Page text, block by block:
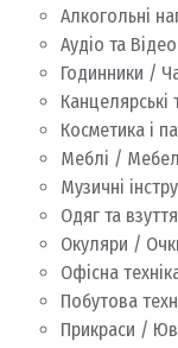
Алкогольні
Аудіо та
Годинники /
Косметика і
Меблі /
Музичні
Одяг та
Окуляри /
Офісна
Побутова
Прикраси /